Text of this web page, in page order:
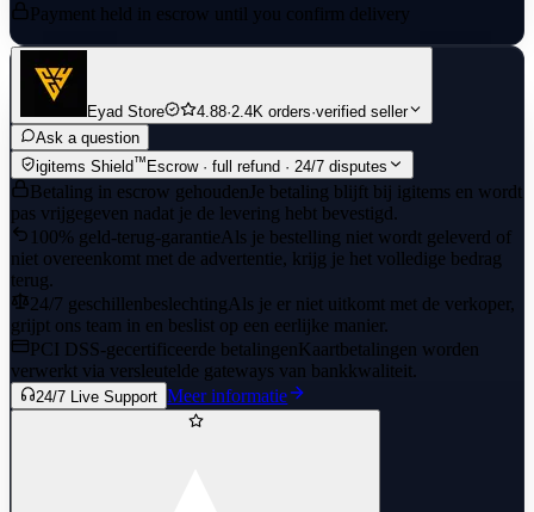
Payment held in escrow until you confirm delivery
Eyad Store 4.88·2.4K orders·verified seller
Ask a question
igitems Shield™ Escrow · full refund · 24/7 disputes
Betaling in escrow gehouden Je betaling blijft bij igitems en wordt
pas vrijgegeven nadat je de levering hebt bevestigd.
100% geld-terug-garantieAls je bestelling niet wordt geleverd of
niet overeenkomt met de advertentie, krijg je het volledige bedrag
terug.
24/7 geschillenbeslechtingAls je er niet uitkomt met de verkoper,
grijpt ons team in en beslist op een eerlijke manier.
PCI DSS-gecertificeerde betalingenKaartbetalingen worden
verwerkt via versleutelde gateways van bankkwaliteit.
24/7 Live Support Meer informatie